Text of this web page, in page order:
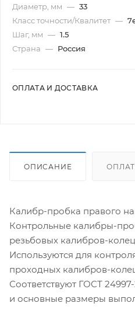
Диаметр, мм — 33
Класс точности/Квалитет —
Шаг, мм — 1.5
Страна — Россия
ОПЛАТА И ДОСТАВКА
ОПИСАНИЕ
Калибр-пробка правого
Контрольные калибры-
резьбовых калибров-
Используются для
проходных калибров-
Соответствуют ГОСТ
и основные размеры